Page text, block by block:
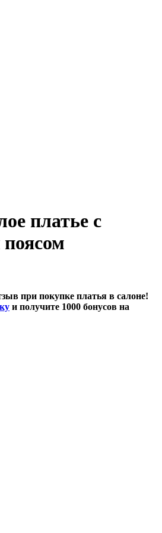
платье с
при покупке платья в салоне!
и получите 1000 бонусов на